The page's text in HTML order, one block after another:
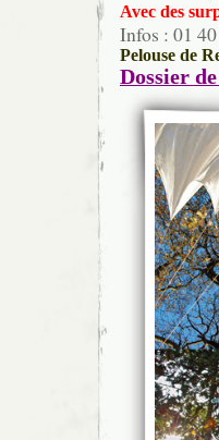
Avec des
Infos : 01
Pelouse de
Dossier